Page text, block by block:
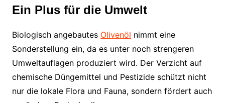
Ein Plus für die Umwelt
Biologisch angebautes Olivenöl nimmt eine
Sonderstellung ein, da es unter noch strengeren
Umweltauflagen produziert wird. Der Verzicht auf
chemische Düngemittel und Pestizide schützt nicht
nur die lokale Flora und Fauna, sondern fördert auch